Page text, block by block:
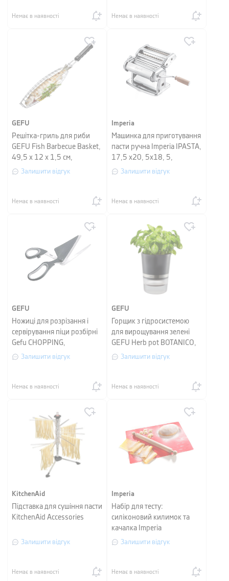
Немає в наявності Немає в наявності
GEFU
Решітка-гриль для риби
GEFU Fish Barbecue Basket,
49,5 х 12 х 1,5 см,
сріблястий
Залишити відгук
Немає в наявності
Imperia
Машинка для приготування
пасти ручна Imperia IPASTA,
17,5 х20, 5х18, 5,
сріблястий
Залишити відгук
Немає в наявності
GEFU
Ножиці для розрізання і
сервірування піци розбірні
Gefu CHOPPING,
нержавіюча сталь, чорний
Залишити відгук
Немає в наявності
GEFU
Горщик з гідросистемою
для вирощування зелені
GEFU Herb pot BOTANICO,
діаметр 14,2 см, чорний
Залишити відгук
Немає в наявності
KitchenAid
Підставка для сушіння пасти
KitchenAid Accessories
Залишити відгук
Немає в наявності
Imperia
Набір для тесту:
силіконовий килимок та
качалка Imperia
FOGLIOCHEF, червоний, 2
Залишити відгук
Немає в наявності